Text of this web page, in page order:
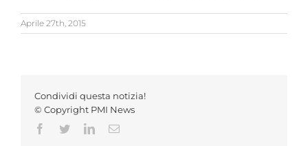
Aprile 27th, 2015
Condividi questa notizia!
© Copyright PMI News
Facebook
TwitterLinkedInEmail